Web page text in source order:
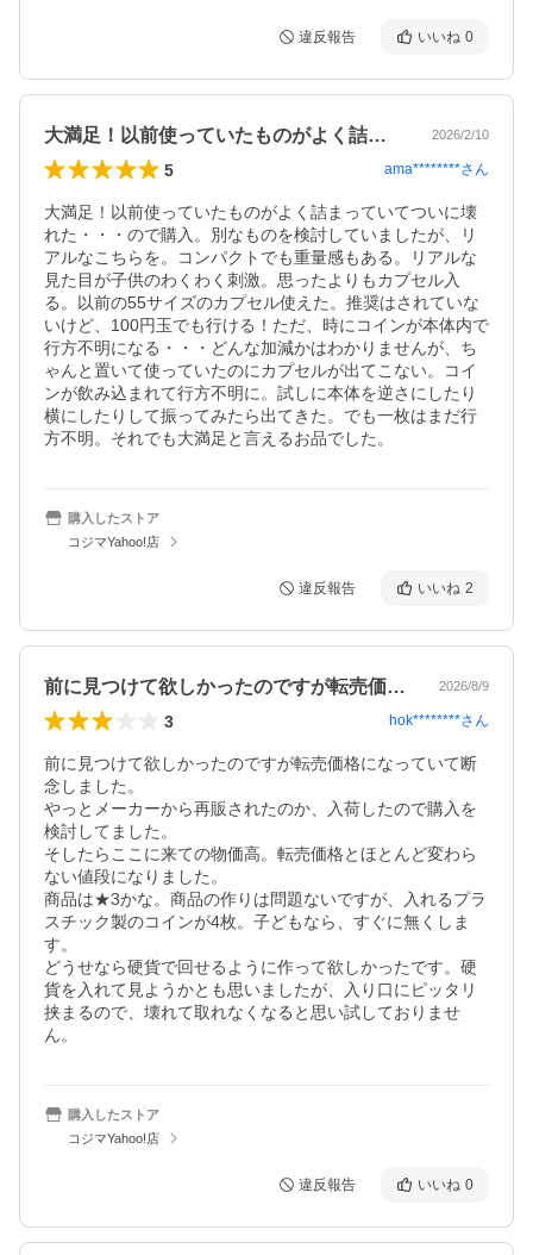
違反報告 いいね 0
大満足！以前使っていたものがよく詰まっ… 2026/2/10
5 ama********さん
大満足！以前使っていたものがよく詰まっていてついに壊
れた・・・ので購入。別なものを検討していましたが、リ
アルなこちらを。コンパクトでも重量感もある。リアルな
見た目が子供のわくわく刺激。思ったよりもカプセル入
る。以前の55サイズのカプセル使えた。推奨はされていな
いけど、100円玉でも行ける！ただ、時にコインが本体内で
行方不明になる・・・どんな加減かはわかりませんが、ち
ゃんと置いて使っていたのにカプセルが出てこない。コイ
ンが飲み込まれて行方不明に。試しに本体を逆さにしたり
横にしたりして振ってみたら出てきた。でも一枚はまだ行
方不明。それでも大満足と言えるお品でした。
購入したストア
コジマYahoo!店
違反報告 いいね 2
前に見つけて欲しかったのですが転売価格… 2026/8/9
3 hok********さん
前に見つけて欲しかったのですが転売価格になっていて断
念しました。
やっとメーカーから再販されたのか、入荷したので購入を
検討してました。
そしたらここに来ての物価高。転売価格とほとんど変わら
ない値段になりました。
商品は★3かな。商品の作りは問題ないですが、入れるプラ
スチック製のコインが4枚。子どもなら、すぐに無くしま
す。
どうせなら硬貨で回せるように作って欲しかったです。硬
貨を入れて見ようかとも思いましたが、入り口にピッタリ
挟まるので、壊れて取れなくなると思い試しておりませ
ん。
購入したストア
コジマYahoo!店
違反報告 いいね 0